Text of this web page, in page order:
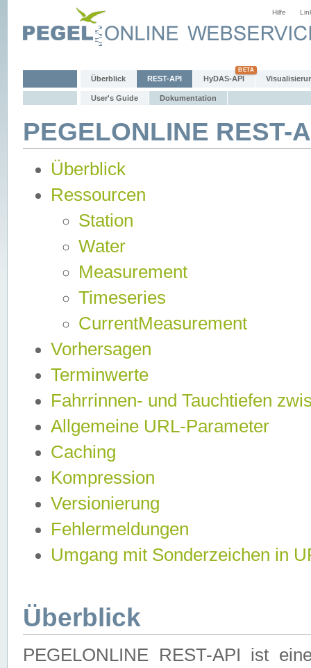
Hilfe
Überblick REST-API HyDAS-API
User's Guide Dokumentation
PEGELONLINE
Überblick
Ressourcen
Station
Water
Measurement
Timeseries
CurrentMeasurement
Vorhersagen
Terminwerte
Fahrrinnen- und Tauchtiefen
Allgemeine URL-Parameter
Caching
Kompression
Versionierung
Fehlermeldungen
Umgang mit Sonderzeichen in
Überblick
PEGELONLINE REST-API ist